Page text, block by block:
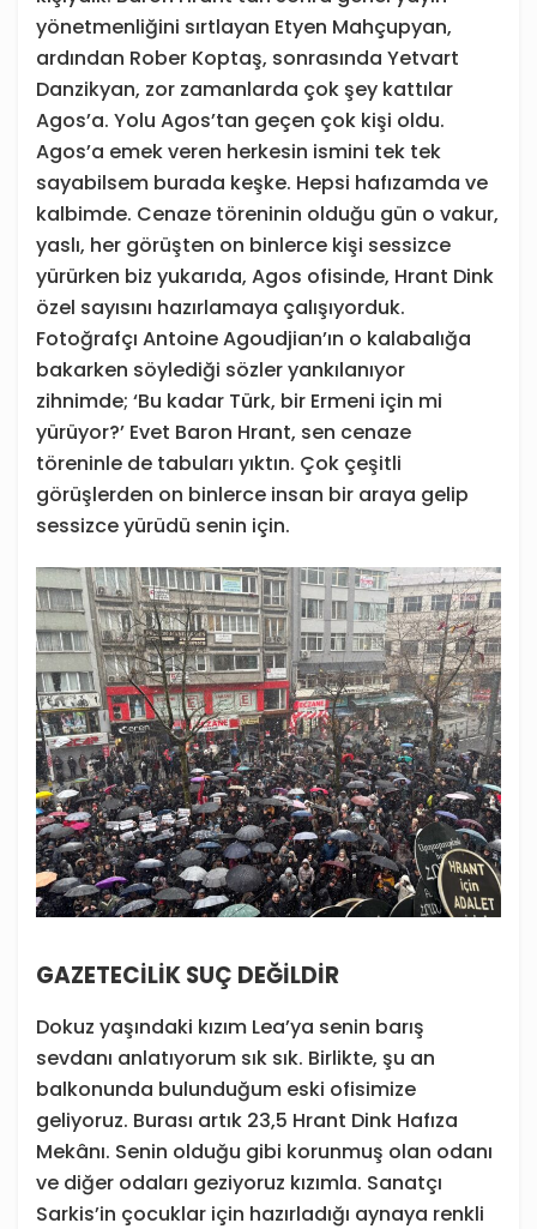
yönetmenliğini sırtlayan Etyen Mahçupyan,
ardından Rober Koptaş, sonrasında Yetvart
Danzikyan, zor zamanlarda çok şey kattılar
Agos’a. Yolu Agos’tan geçen çok kişi oldu.
Agos’a emek veren herkesin ismini tek tek
sayabilsem burada keşke. Hepsi hafızamda ve
kalbimde. Cenaze töreninin olduğu gün o vakur,
yaslı, her görüşten on binlerce kişi sessizce
yürürken biz yukarıda, Agos ofisinde, Hrant Dink
özel sayısını hazırlamaya çalışıyorduk.
Fotoğrafçı Antoine Agoudjian’ın o kalabalığa
bakarken söylediği sözler yankılanıyor
zihnimde; ‘Bu kadar Türk, bir Ermeni için mi
yürüyor?’ Evet Baron Hrant, sen cenaze
töreninle de tabuları yıktın. Çok çeşitli
görüşlerden on binlerce insan bir araya gelip
sessizce yürüdü senin için.
GAZETECİLİK SUÇ DEĞİLDİR
Dokuz yaşındaki kızım Lea’ya senin barış
sevdanı anlatıyorum sık sık. Birlikte, şu an
balkonunda bulunduğum eski ofisimize
geliyoruz. Burası artık 23,5 Hrant Dink Hafıza
Mekânı. Senin olduğu gibi korunmuş olan odanı
ve diğer odaları geziyoruz kızımla. Sanatçı
Sarkis’in çocuklar için hazırladığı aynaya renkli